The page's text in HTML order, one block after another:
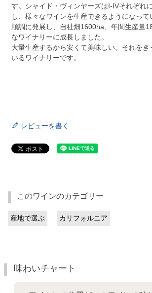
す。シャイド・ヴィンヤーズはI-IVそれぞれ
し、様々なワインを生産できるようになっ
順調に発展し、自社畑1600ha、年間生産量
なワイナリーに成長しました。
大量生産するから安くて美味しい。それをき
いるワイナリーです。
レビューを書く
このワインのカテゴリー
産地で選ぶ カリフォルニア
味わいチャート